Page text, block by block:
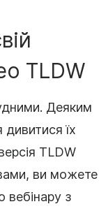
TLDW
Деяким
їх
TLDW
ви можете
вебінару з